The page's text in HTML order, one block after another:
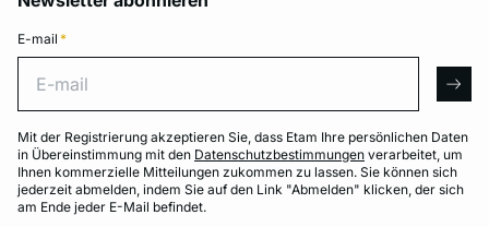
E-mail *
Mit der Registrierung akzeptieren Sie, dass Etam Ihre persönlichen Daten
in Übereinstimmung mit den Datenschutzbestimmungen verarbeitet, um
Ihnen kommerzielle Mitteilungen zukommen zu lassen. Sie können sich
jederzeit abmelden, indem Sie auf den Link "Abmelden" klicken, der sich
am Ende jeder E-Mail befindet.